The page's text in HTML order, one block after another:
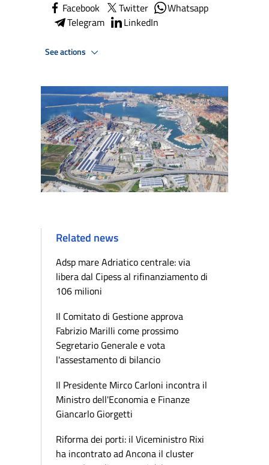
Facebook Twitter
Whatsapp
Telegram
LinkedIn
See actions
Related news
Adsp mare Adriatico centrale: via
libera dal Cipess al rifinanziamento di
106 milioni
Il Comitato di Gestione approva
Fabrizio Marilli come prossimo
Segretario Generale e vota
l'assestamento di bilancio
Il Presidente Mirco Carloni incontra il
Ministro dell'Economia e Finanze
Giancarlo Giorgetti
Riforma dei porti: il Viceministro Rixi
ha incontrato ad Ancona il cluster